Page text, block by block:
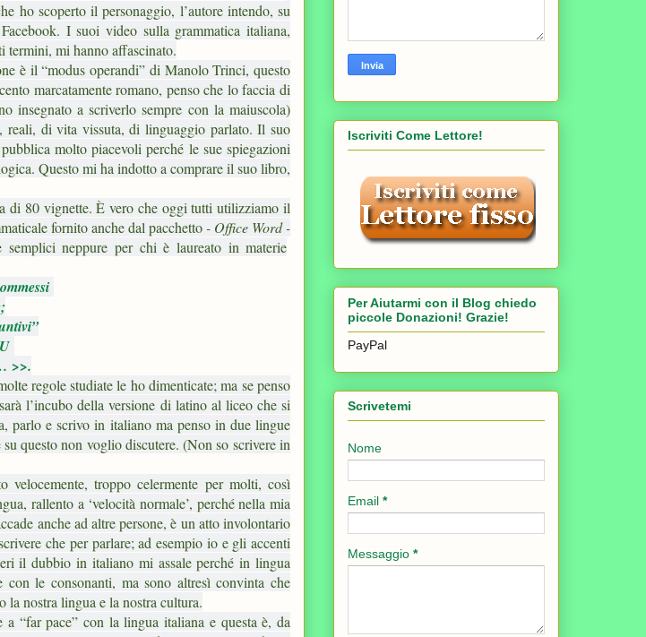
ho scoperto il personaggio, l’autore intendo, su
I suoi video sulla grammatica italiana,
termini, mi hanno affascinato.
è il “modus operandi” di Manolo Trinci, questo
marcatamente romano, penso che lo faccia di
a scriverlo sempre con la maiuscola)
reali, di vita vissuta, di linguaggio parlato. Il suo
molto piacevoli perché le sue spiegazioni
Questo mi ha indotto a comprare il suo libro,
di 80 vignette. È vero che oggi tutti utilizziamo il
fornito anche dal pacchetto- Office Word -
semplici neppure per chi è laureato in materie
>>.
regole studiate le ho dimenticate; ma se penso
l’incubo della versione di latino al liceo che si
parlo e scrivo in italiano ma penso in due lingue
questo non voglio discutere. (Non so scrivere in
troppo celermente per molti, così
rallento a ‘velocità normale’, perché nella mia
anche ad altre persone, è un atto involontario
che per parlare; ad esempio io e gli accenti
il dubbio in italiano mi assale perché in lingua
con le consonanti, ma sono altresì convinta che
la nostra lingua e la nostra cultura.
“far pace” con la lingua italiana e questa è, da
Iscriviti Come Lettore!
Per Aiutarmi con il Blog chiedo
piccole Donazioni! Grazie!
PayPal
Scrivetemi
Nome
Email *
Messaggio *